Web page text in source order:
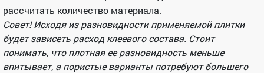
рассчитать количество материала.
Совет! Исходя из разновидности применяемой плитки
будет зависеть расход клеевого состава. Стоит
понимать, что плотная ее разновидность меньше
впитывает, а пористые варианты потребуют большего